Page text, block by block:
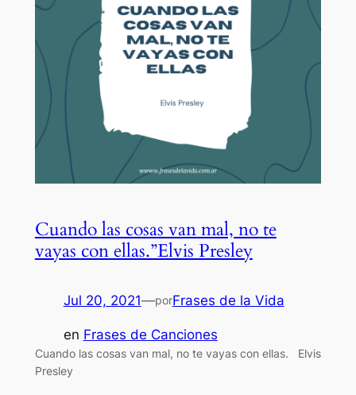
Cuando las cosas van mal, no te
vayas con ellas.”Elvis Presley
Jul 20, 2021—porFrases de la Vida
en Frases de Canciones
Cuando las cosas van mal, no te vayas con ellas. Elvis
Presley